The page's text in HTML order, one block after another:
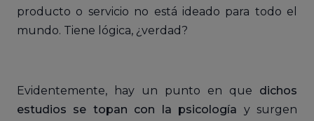
producto o servicio no está ideado para todo el
mundo. Tiene lógica, ¿verdad?
Evidentemente, hay un punto en que dichos
estudios se topan con la psicología y surgen